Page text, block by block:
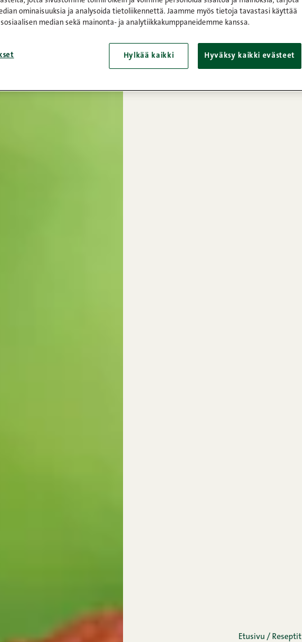
Etusivu / Reseptit
ominaisuuksia ja analysoida tietoliikennettä. Jaamme myös tietoja tavastasi käyttää
median sekä mainonta- ja analytiikkakumppaneidemme kanssa.
Hylkää kaikki Hyväksy kaikki evästeet